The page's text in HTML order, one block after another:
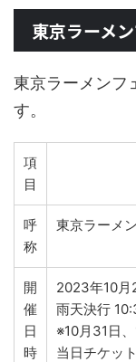
東京ラーメ
東京ラーメンフ
す。
項
目
呼
称
東京ラーメ
開
催
日
時
2023年10月
雨天決行
※10月31日
当日チケッ